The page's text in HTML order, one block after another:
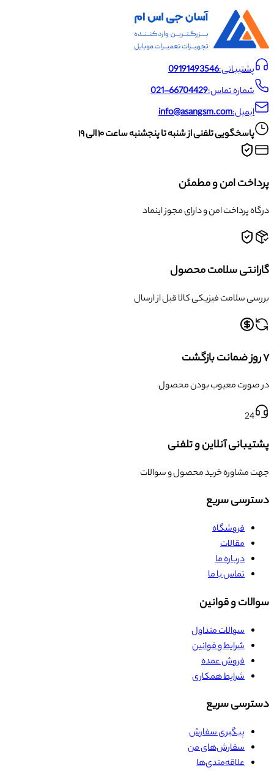
پشتیبانی:09191493546
شماره تماس:021-66704429
ایمیل:info@asangsm.com
پاسخگویی تلفنی از شنبه تا پنجشنبه ساعت ۱۰ الی ۱۹
پرداخت امن و مطمئن
درگاه پرداخت امن و دارای مجوز اینماد
گارانتی سلامت محصول
بررسی سلامت فیزیکی کالا قبل از ارسال
۷ روز ضمانت بازگشت
در صورت معیوب بودن محصول
24
پشتیبانی آنلاین و تلفنی
جهت مشاوره خرید محصول و سوالات
دسترسی سریع
فروشگاه
مقالات
درباره ما
تماس با ما
سوالات و قوانین
سوالات متداول
شرایط و قوانین
فروش عمده
شرایط همکاری
دسترسی سریع
پیگیری سفارش
سفارش‌های من
علاقه‌مندی‌ها